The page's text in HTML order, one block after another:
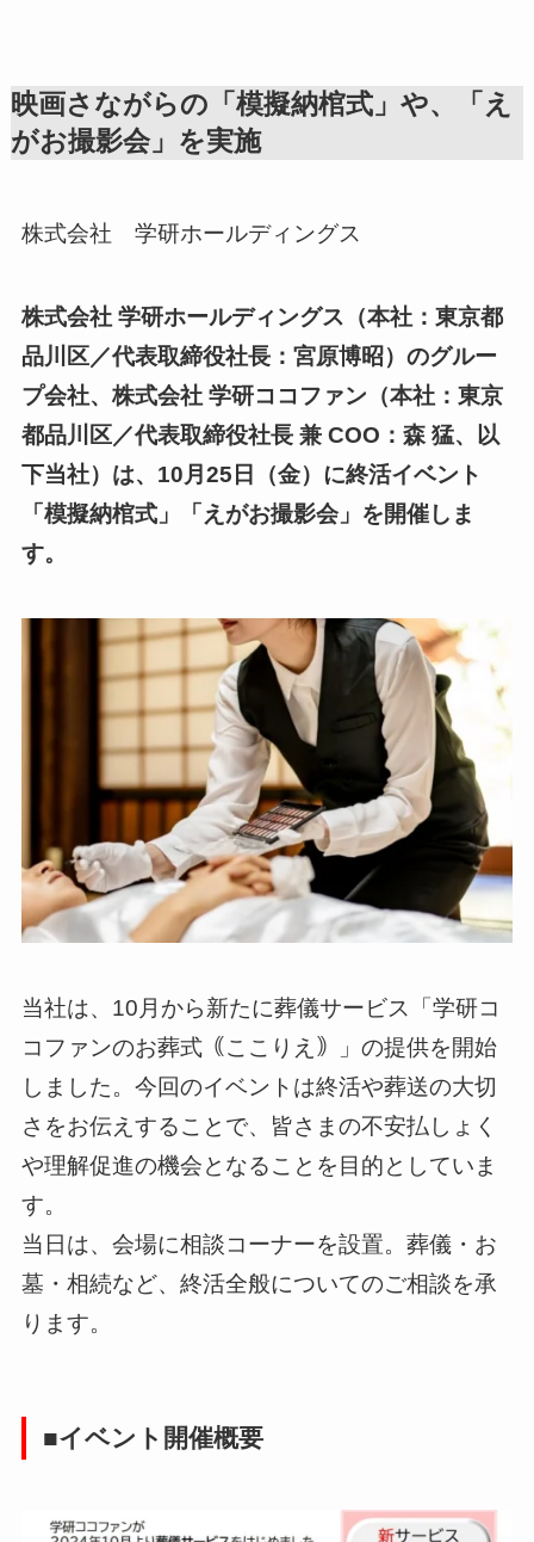
映画さながらの「模擬納棺式」や、「え
がお撮影会」を実施
株式会社 学研ホールディングス
株式会社 学研ホールディングス（本社：東京都
品川区／代表取締役社長：宮原博昭）のグルー
プ会社、株式会社 学研ココファン（本社：東京
都品川区／代表取締役社長 兼 COO：森 猛、以
下当社）は、10月25日（金）に終活イベント
「模擬納棺式」「えがお撮影会」を開催しま
す。
当社は、10月から新たに葬儀サービス「学研コ
コファンのお葬式｟ここりえ｠」の提供を開始
しました。今回のイベントは終活や葬送の大切
さをお伝えすることで、皆さまの不安払しょく
や理解促進の機会となることを目的としていま
す。
当日は、会場に相談コーナーを設置。葬儀・お
墓・相続など、終活全般についてのご相談を承
ります。
■イベント開催概要